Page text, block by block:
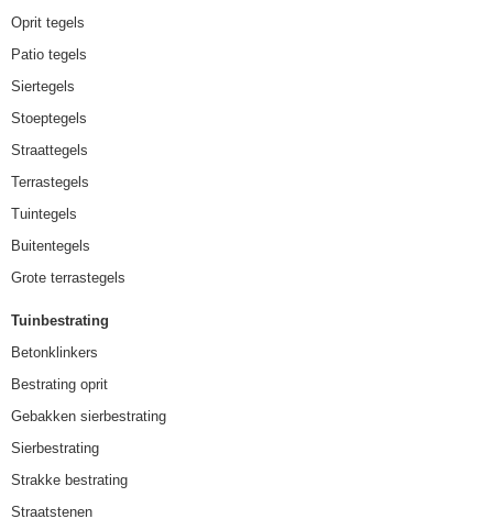
Oprit tegels
Patio tegels
Siertegels
Stoeptegels
Straattegels
Terrastegels
Tuintegels
Buitentegels
Grote terrastegels
Tuinbestrating
Betonklinkers
Bestrating oprit
Gebakken sierbestrating
Sierbestrating
Strakke bestrating
Straatstenen